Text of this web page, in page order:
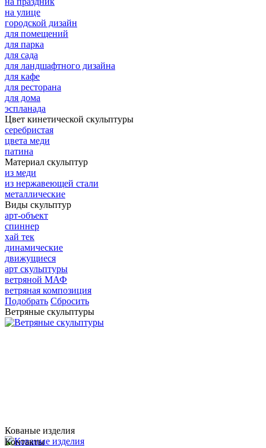
на улице
городской дизайн
для помещений
для парка
для сада
для ландшафтного дизайна
для кафе
для ресторана
для дома
эспланада
Цвет кинетической скульптуры
серебристая
цвета меди
патина
Материал скульптур
из меди
из нержавеющей стали
металлические
Виды скульптур
арт-объект
спиннер
хай тек
динамические
движущиеся
арт скульптуры
ветряной МАФ
ветряная композиция
Подобрать Сбросить
Ветряные скульптуры
Кованые изделия
Контакты